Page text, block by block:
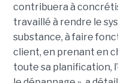
contribuera à
travaillé à rendre le
substance, à faire
client, en prenant en
toute sa planification,